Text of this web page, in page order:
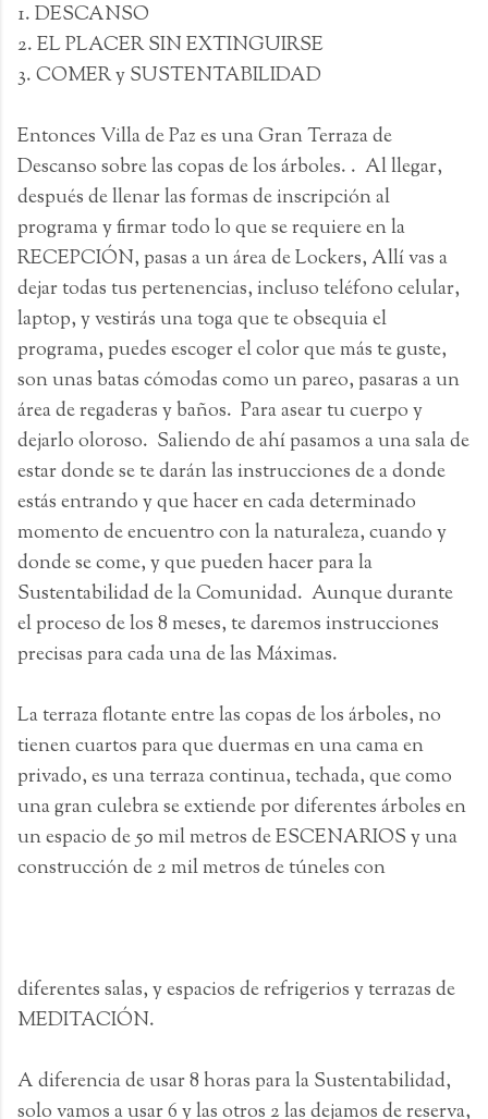
1. DESCANSO
2. EL PLACER SIN EXTINGUIRSE
3. COMER y SUSTENTABILIDAD
Entonces Villa de Paz es una Gran Terraza de
Descanso sobre las copas de los árboles. . Al llegar,
después de llenar las formas de inscripción al
programa y firmar todo lo que se requiere en la
RECEPCIÓN, pasas a un área de Lockers, Allí vas a
dejar todas tus pertenencias, incluso teléfono celular,
laptop, y vestirás una toga que te obsequia el
programa, puedes escoger el color que más te guste,
son unas batas cómodas como un pareo, pasaras a un
área de regaderas y baños. Para asear tu cuerpo y
dejarlo oloroso. Saliendo de ahí pasamos a una sala de
estar donde se te darán las instrucciones de a donde
estás entrando y que hacer en cada determinado
momento de encuentro con la naturaleza, cuando y
donde se come, y que pueden hacer para la
Sustentabilidad de la Comunidad. Aunque durante
el proceso de los 8 meses, te daremos instrucciones
precisas para cada una de las Máximas.
La terraza flotante entre las copas de los árboles, no
tienen cuartos para que duermas en una cama en
privado, es una terraza continua, techada, que como
una gran culebra se extiende por diferentes árboles en
un espacio de 50 mil metros de ESCENARIOS y una
construcción de 2 mil metros de túneles con
diferentes salas, y espacios de refrigerios y terrazas de
MEDITACIÓN.
A diferencia de usar 8 horas para la Sustentabilidad,
solo vamos a usar 6 y las otros 2 las dejamos de reserva,